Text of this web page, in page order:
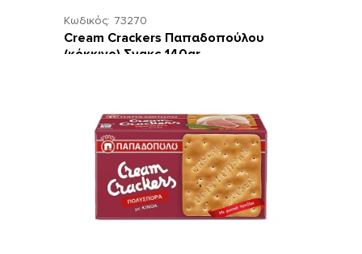
Κωδικός: 73270
Cream Crackers Παπαδοπούλου
(κόκκινο) Σνακς 140gr